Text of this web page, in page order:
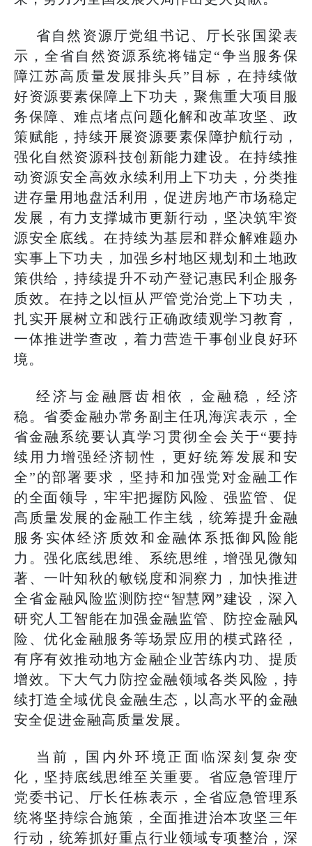
省自然资源厅党组书记、厅长张国梁表
示，全省自然资源系统将锚定“争当服务保
障江苏高质量发展排头兵”目标，在持续做
好资源要素保障上下功夫，聚焦重大项目服
务保障、难点堵点问题化解和改革攻坚、政
策赋能，持续开展资源要素保障护航行动，
强化自然资源科技创新能力建设。在持续推
动资源安全高效永续利用上下功夫，分类推
进存量用地盘活利用，促进房地产市场稳定
发展，有力支撑城市更新行动，坚决筑牢资
源安全底线。在持续为基层和群众解难题办
实事上下功夫，加强乡村地区规划和土地政
策供给，持续提升不动产登记惠民利企服务
质效。在持之以恒从严管党治党上下功夫，
扎实开展树立和践行正确政绩观学习教育，
一体推进学查改，着力营造干事创业良好环
境。
经济与金融唇齿相依，金融稳，经济
稳。省委金融办常务副主任巩海滨表示，全
省金融系统要认真学习贯彻全会关于“要持
续用力增强经济韧性，更好统筹发展和安
全”的部署要求，坚持和加强党对金融工作
的全面领导，牢牢把握防风险、强监管、促
高质量发展的金融工作主线，统筹提升金融
服务实体经济质效和金融体系抵御风险能
力。强化底线思维、系统思维，增强见微知
著、一叶知秋的敏锐度和洞察力，加快推进
全省金融风险监测防控“智慧网”建设，深入
研究人工智能在加强金融监管、防控金融风
险、优化金融服务等场景应用的模式路径，
有序有效推动地方金融企业苦练内功、提质
增效。下大气力防控金融领域各类风险，持
续打造全域优良金融生态，以高水平的金融
安全促进金融高质量发展。
当前，国内外环境正面临深刻复杂变
化，坚持底线思维至关重要。省应急管理厅
党委书记、厅长任栋表示，全省应急管理系
统将坚持综合施策，全面推进治本攻坚三年
行动，统筹抓好重点行业领域专项整治，深